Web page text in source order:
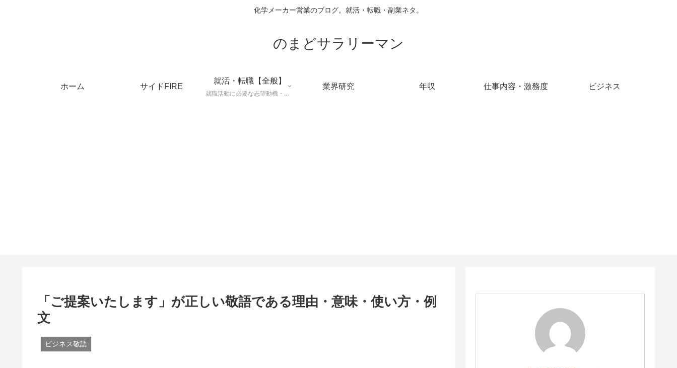
化学メーカー営業のブログ。就活・転職・副業ネタ。
のまどサラリーマン
ホーム サイドFIRE
就活・転職【全般】
就職活動に必要な志望動機・メールマナー・業界研究などに役立つ知識を公開するページ。
業界研究 年収 仕事内容・激務度 ビジネス
「ご提案いたします」が正しい敬語である理由・意味・使い方・例
文
ビジネス敬語